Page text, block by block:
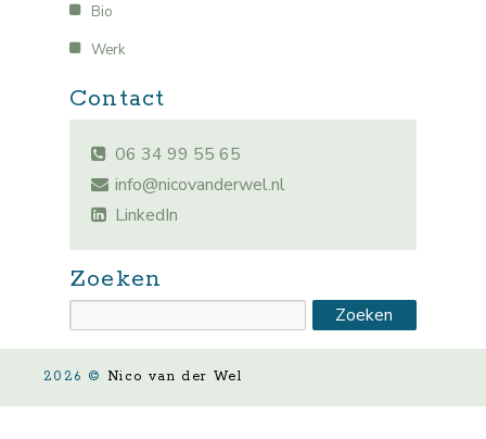
Bio
Werk
Contact
06 34 99 55 65
info@nicovanderwel.nl
LinkedIn
Zoeken
2026 © Nico van der Wel